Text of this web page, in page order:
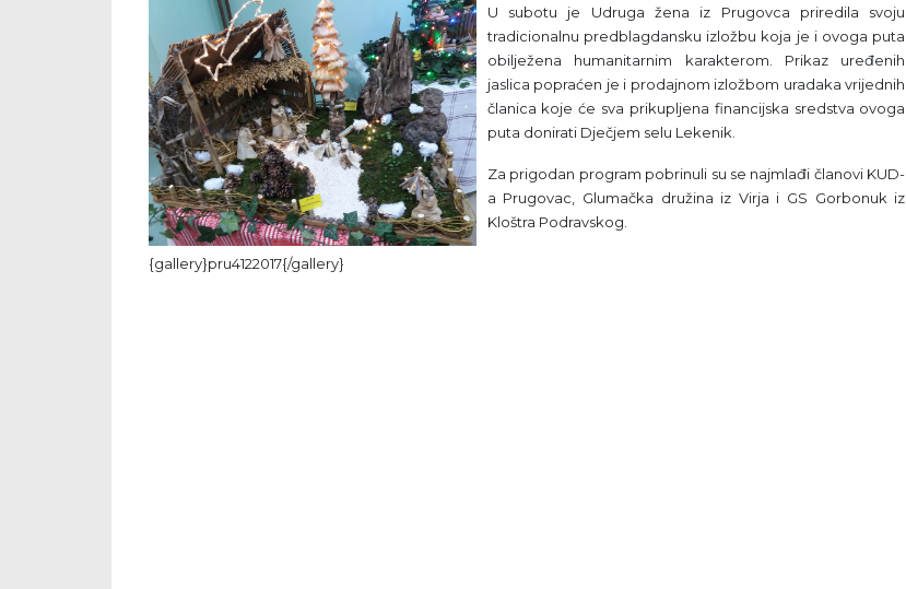
U subotu je Udruga žena iz Prugovca priredila svoju
tradicionalnu predblagdansku izložbu koja je i ovoga puta
obilježena humanitarnim karakterom. Prikaz uređenih
jaslica popraćen je i prodajnom izložbom uradaka vrijednih
članica koje će sva prikupljena financijska sredstva ovoga
puta donirati Dječjem selu Lekenik.
Za prigodan program pobrinuli su se najmlađi članovi KUD-
a Prugovac, Glumačka družina iz Virja i GS Gorbonuk iz
Kloštra Podravskog.
{gallery}pru4122017{/gallery}